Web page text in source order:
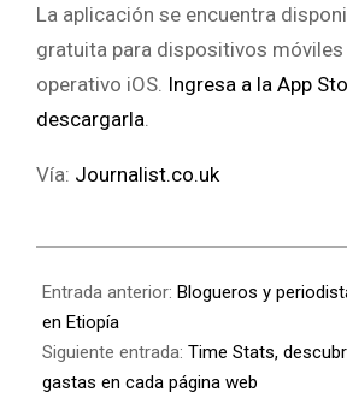
La aplicación se encuentra
gratuita para dispositivos
operativo iOS. Ingresa a la App
descargarla
Vía: Journalist.co.uk
Entrada anterior: Blogueros y
en Etiopía
Siguiente entrada: Time Stats,
gastas en cada página web